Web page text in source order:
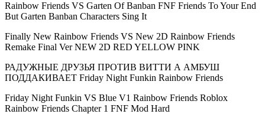
Rainbow Friends VS Garten Of Banban FNF Friends To Your End
But Garten Banban Characters Sing It
Finally New Rainbow Friends VS New 2D Rainbow Friends
Remake Final Ver NEW 2D RED YELLOW PINK
РАДУЖНЫЕ ДРУЗЬЯ ПРОТИВ ВИТТИ А АМБУШ
ПОДДАКИВАЕТ Friday Night Funkin Rainbow Friends
Friday Night Funkin VS Blue V1 Rainbow Friends Roblox
Rainbow Friends Chapter 1 FNF Mod Hard